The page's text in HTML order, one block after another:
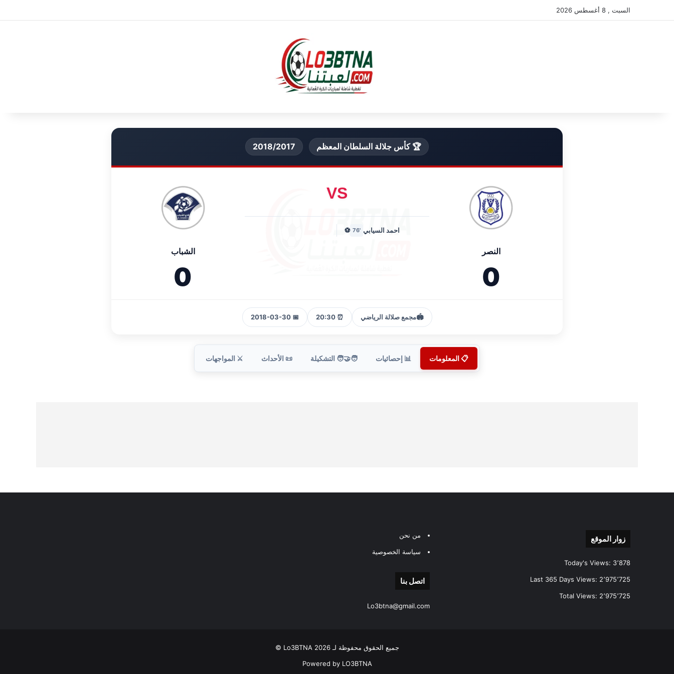
السبت , 8 أغسطس 2026
🏆 كأس جلالة السلطان المعظم 2018/2017
النصر
0
VS
احمد السيابي '76
⚽
الشباب
0
🏟️مجمع صلالة الرياضي ⏰ 20:30
📅 2018-03-30
📋 المعلومات 📊 إحصائيات 🧑‍🤝‍🧑 التشكيلة 📜 الأحداث ⚔️ المواجهات
زوار الموقع
Today's Views: 3٬878
Last 365 Days Views: 2٬975٬725
Total Views: 2٬975٬725
من نحن
سياسة الخصوصية
اتصل بنا
Lo3btna@gmail.com
جميع الحقوق محفوظة لـ Lo3BTNA 2026 ©
Powered by LO3BTNA